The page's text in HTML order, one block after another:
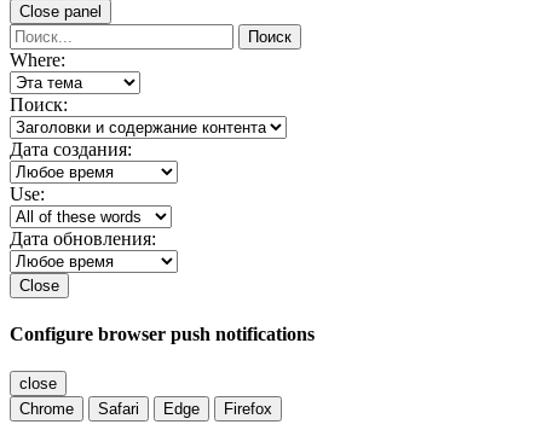
Close panel
Поиск
Where:
Поиск:
Дата создания:
Use:
Дата обновления:
Close
Configure browser push notifications
close
Chrome
Safari Edge Firefox